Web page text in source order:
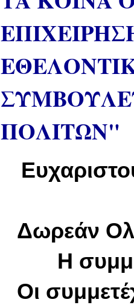
ΠΟΛΙΤΩΝ"
Δωρεάν
Η
Οι